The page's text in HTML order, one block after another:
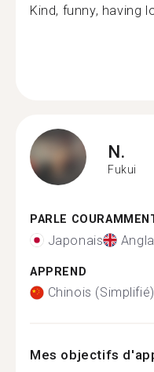
Kind, funny, having
N.
Fukui
PARLE
Japonais
APPREND
Chinois (Simplifié)
Mes objectifs